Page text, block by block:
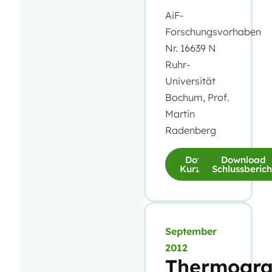
AiF-
Forschungsvorhaben
Nr. 16639 N
Ruhr-
Universität
Bochum, Prof.
Martin
Radenberg
Download
Kurzfassung
Download
September
2012